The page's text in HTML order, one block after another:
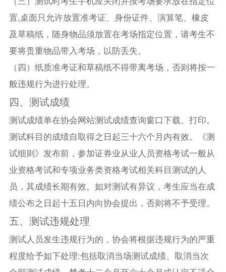
置,桌面只允许放置准考证、身份证件、演算笔、橡皮
及草稿纸，随身物品须放置在考场指定位置，请考生不
要将贵重物品带入考场，以防丢失。
（四）纸质准考证和草稿纸不得带离考场，否则将按一
般违规行为进行处理。
四、测试成绩
测试成绩单在协会网站测试成绩查询窗口下载、打印。
测试科目的成绩自取得之日起三十六个月内有效。《测
试细则》发布前，参加证券业从业人员资格考试一般从
业资格考试和专项业务类资格考试相关科目测试的人
员，其成绩长期有效。如对测试有异议，考生应当在成
绩公布之日起十五日内向协会提出，否则将不予受理。
五、测试违规处理
测试人员发生违规行为的，协会将根据违规行为的严重
程度给予如下处理:包括取消当场测试成绩、取消当次